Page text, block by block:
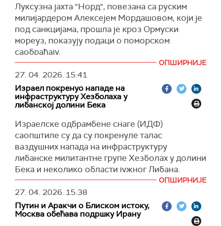
Истакао је да обнављање сукоба није у
интересу Ирана, нити земаља Блиског истока,
као ни у интересу глобалне економије.
"Русија је спремна да пружи све посредничке
услуге за решавање сукоба у Ирану које су
прихватљиве за обе стране и успостављање
гарантованог мира на Блиском истоку", рекао
је Песков одговарајући на питања о томе како
би Москва могла да помогне у будућим
преговорима САД и Ирана.
(РИА, Танјуг)
Луксузна јахта "Норд", повезана са руским
милијардером Алексејем Мордашовом, који је
под санкцијама, прошла је кроз Ормуски
мореуз, показују подаци о поморском
саобраћају.
Јахта, дуга 142 метра и вредна више од 500
милиона долара, испловила је из марине у
Дубаију у петак око 14 часова по ГМТ-у,
прешла мореуз у суботу ујутро и стигла у
платформеMarineTraffic.
За сада се не зна како је овај луксузан брод
добио дозволу да користи ту руту.
(Reuters)
ОПШИРНИЈЕ
27. 04. 2026. 15:41
Израел покренуо нападе на
инфраструктуру Хезболаха у
либанској долини Бека
Израелске одбрамбене снаге (ИДФ)
саопштиле су да су покренуле талас
ваздушних напада на инфраструктуру
либанске милитантне групе Хезболах у долини
Бека и неколико области јужног Либана.
Напади су уследили након поновљених напада
Хезболаха на трупе ИДФ-а и Израел током
примирја, укључујући и напад дроном, у којем
је било жртава.
ОПШИРНИЈЕ
27. 04. 2026. 15:38
Путин и Аракчи о Блиском истоку,
Москва обећава подршку Ирану